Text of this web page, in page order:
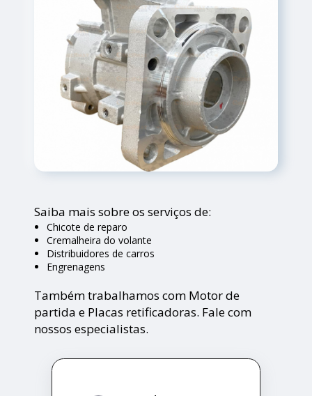
Saiba mais sobre os serviços de:
Chicote de reparo
Cremalheira do volante
Distribuidores de carros
Engrenagens
Também trabalhamos com Motor de
partida e Placas retificadoras. Fale com
nossos especialistas.